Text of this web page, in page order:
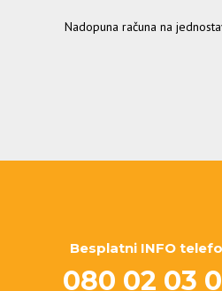
Nadopuna računa na
Besplatni INFO
080 02 03